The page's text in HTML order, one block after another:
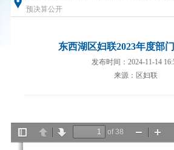
预决算公开
东西湖区妇联2023年度部
发布时间：2024-11-14
来源：区妇联